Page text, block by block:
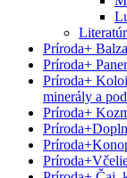
Príroda+
Príroda+
Príroda+
minerály a
Príroda+
Príroda+
Príroda+
Príroda+